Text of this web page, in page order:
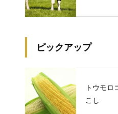
ピックアップ
トウモロ
こし